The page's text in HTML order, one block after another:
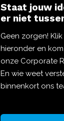
Staat jouw
er niet
Geen zorgen!
hieronder en
onze Corporate
En wie weet
binnenkort ons